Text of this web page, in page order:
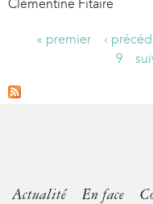
Clémentine Fitaire
a
« premier ‹
9
Actualité En face